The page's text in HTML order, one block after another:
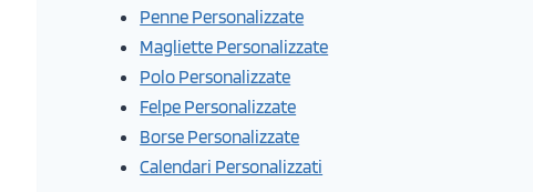
Penne Personalizzate
Magliette Personalizzate
Polo Personalizzate
Felpe Personalizzate
Borse Personalizzate
Calendari Personalizzati